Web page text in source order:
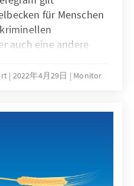
für Menschen
auch eine andere
Krieges zur
verfolgen die
Präsidenten
vorliegende
und analysiert den
2022年4月29日 Monitor